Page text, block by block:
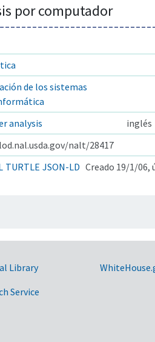
por computador
de los sistemas
analysis
inglés
nalt/28417
TURTLE JSON-LD Creado 19/1/
Library
Service